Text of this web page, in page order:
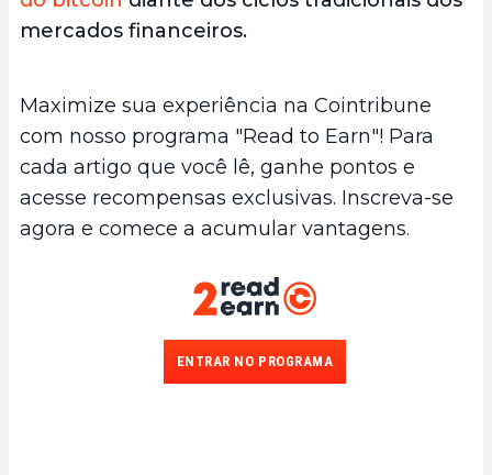
mercados financeiros.
Maximize sua experiência na Cointribune
com nosso programa "Read to Earn"! Para
cada artigo que você lê, ganhe pontos e
acesse recompensas exclusivas. Inscreva-se
agora e comece a acumular vantagens.
ENTRAR NO PROGRAMA